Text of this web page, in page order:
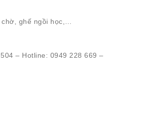
ghế ngồi học,…
– Hotline: 0949 228 669 –